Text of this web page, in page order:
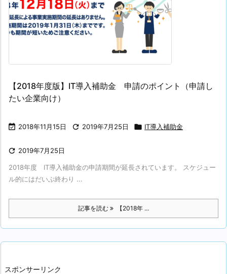
【2018年度版】IT導入補助金 申請のポイント（申請し
たい企業向け）
 2018年11月15日  2019年7月25日  IT導入補助金
 2019年7月25日
2018年度 IT導入補助金の申請期間が延長されています。 スケジュー
ル的にはだいぶ終わり ...
記事を読む 【2018年 ...
スポンサーリンク